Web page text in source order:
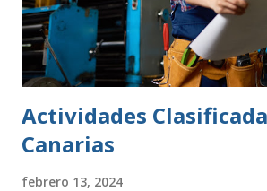
Actividades
Canarias
febrero 13, 2024